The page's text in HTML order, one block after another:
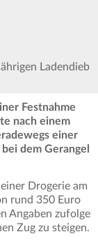
Ladendieb
Festnahme
nach einem
einer
dem Gerangel
Drogerie am
rund 350 Euro
Angaben zufolge
Zug zu steigen.